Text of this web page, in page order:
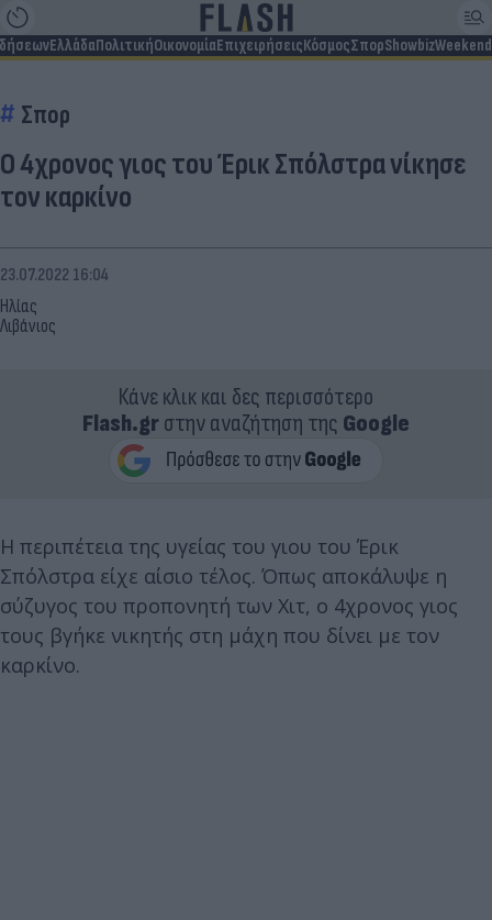
ΕλλάδαΠολιτικήΟικονομίαΕπιχειρήσειςΚόσμοςΣπορShowbizWeekend
Σπορ
Ο 4χρονος γιος του Έρικ Σπόλστρα νίκησε
τον καρκίνο
Ηλίας
Λιβάνιος
23.07.2022 16:04
Κάνε κλικ και δες περισσότερο
Flash.grστην αναζήτηση της Google
Η περιπέτεια της υγείας του γιου του Έρικ
Σπόλστρα είχε αίσιο τέλος. Όπως αποκάλυψε η
σύζυγος του προπονητή των Χιτ, ο 4χρονος γιος
τους βγήκε νικητής στη μάχη που δίνει με τον
καρκίνο.